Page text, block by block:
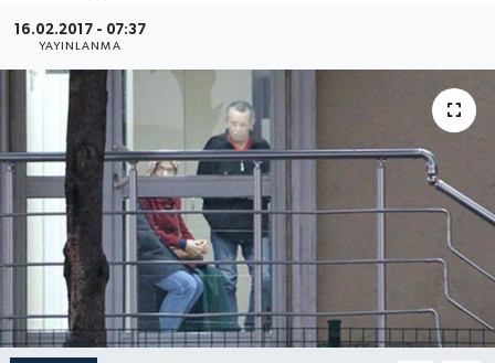
16.02.2017 - 07:37
YAYINLANMA
Siyaset
Spor
Tarım
Turizm
Yaşam